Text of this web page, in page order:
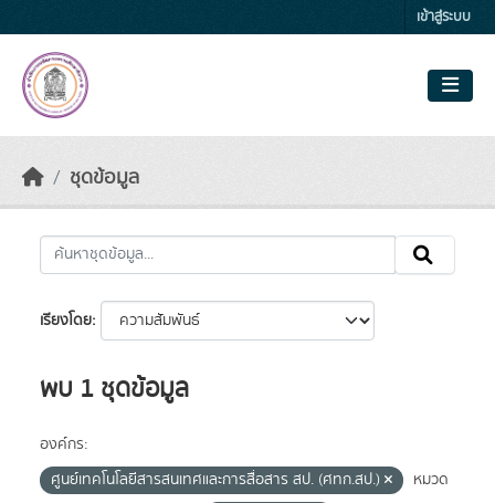
เข้าสู่ระบบ
ชุดข้อมูล
เรียงโดย
พบ 1 ชุดข้อมูล
องค์กร:
ศูนย์เทคโนโลยีสารสนเทศและการสื่อสาร สป. (ศทก.สป.)
หมวด